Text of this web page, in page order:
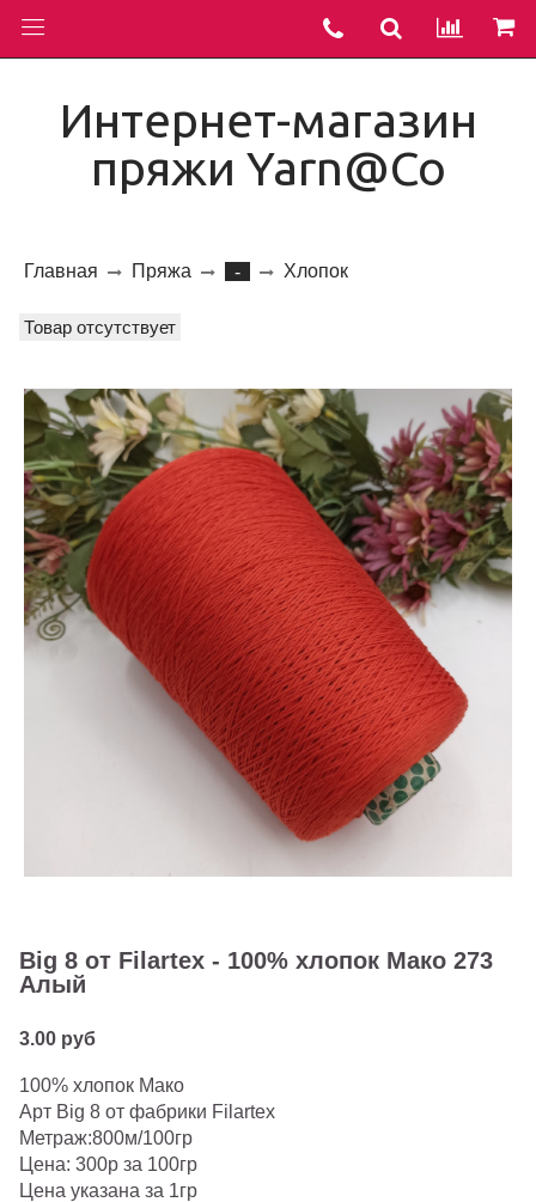
Интернет-магазин
пряжи Yarn@Co
Главная Пряжа - Хлопок
Товар отсутствует
Big 8 от Filartex - 100% хлопок Мако 273
Алый
3.00 руб
100% хлопок Мако
Арт Big 8 от фабрики Filartex
Метраж:800м/100гр
Цена: 300р за 100гр
Цена указана за 1гр